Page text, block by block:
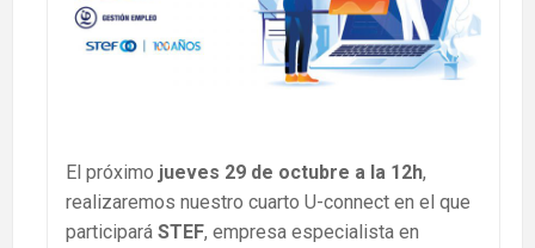
El próximo jueves 29 de octubre a la 12h,
realizaremos nuestro cuarto U-connect en el que
participará STEF, empresa especialista en